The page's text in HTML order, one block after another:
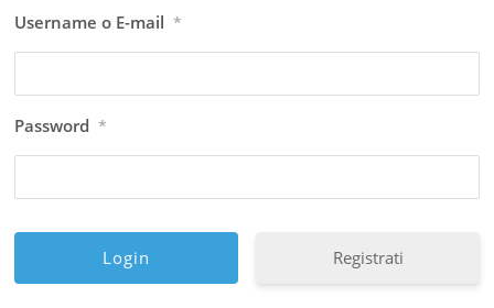
Username o E-mail *
Password *
Registrati